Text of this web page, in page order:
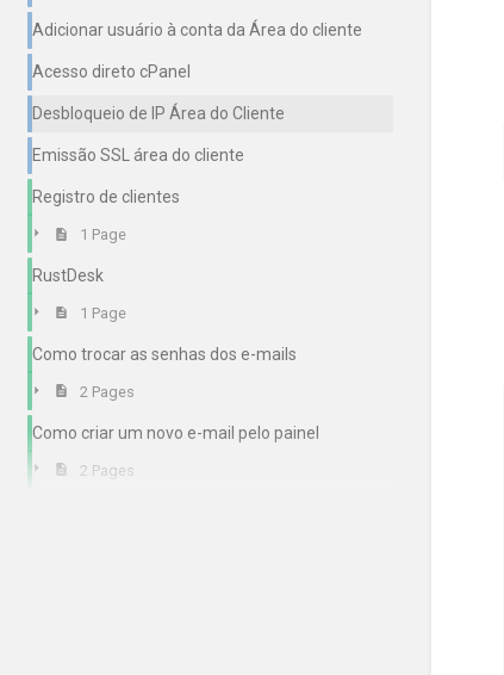
Adicionar usuário à conta da Área do cliente
Acesso direto cPanel
Desbloqueio de IP Área do Cliente
Emissão SSL área do cliente
Registro de clientes
1 Page
RustDesk
1 Page
Como trocar as senhas dos e-mails
2 Pages
Como criar um novo e-mail pelo painel
2 Pages